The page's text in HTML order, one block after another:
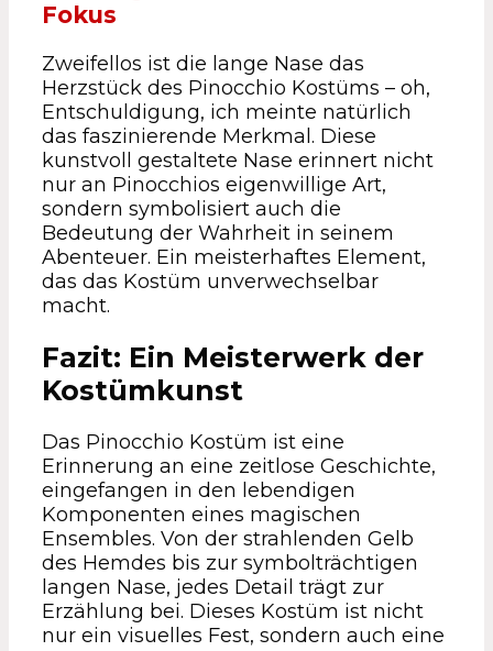
Fokus
Zweifellos ist die lange Nase das
Herzstück des Pinocchio Kostüms – oh,
Entschuldigung, ich meinte natürlich
das faszinierende Merkmal. Diese
kunstvoll gestaltete Nase erinnert nicht
nur an Pinocchios eigenwillige Art,
sondern symbolisiert auch die
Bedeutung der Wahrheit in seinem
Abenteuer. Ein meisterhaftes Element,
das das Kostüm unverwechselbar
macht.
Fazit: Ein Meisterwerk der
Kostümkunst
Das Pinocchio Kostüm ist eine
Erinnerung an eine zeitlose Geschichte,
eingefangen in den lebendigen
Komponenten eines magischen
Ensembles. Von der strahlenden Gelb
des Hemdes bis zur symbolträchtigen
langen Nase, jedes Detail trägt zur
Erzählung bei. Dieses Kostüm ist nicht
nur ein visuelles Fest, sondern auch eine